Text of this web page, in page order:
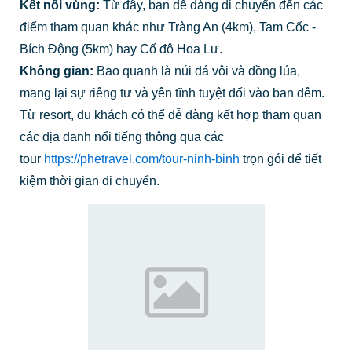
Kết nối vùng: Từ đây, bạn dễ dàng di chuyển đến các
điểm tham quan khác như Tràng An (4km), Tam Cốc -
Bích Động (5km) hay Cố đô Hoa Lư.
Không gian: Bao quanh là núi đá vôi và đồng lúa,
mang lại sự riêng tư và yên tĩnh tuyệt đối vào ban đêm.
Từ resort, du khách có thể dễ dàng kết hợp tham quan
các địa danh nổi tiếng thông qua các
tour https://phetravel.com/tour-ninh-binh trọn gói để tiết
kiệm thời gian di chuyển.